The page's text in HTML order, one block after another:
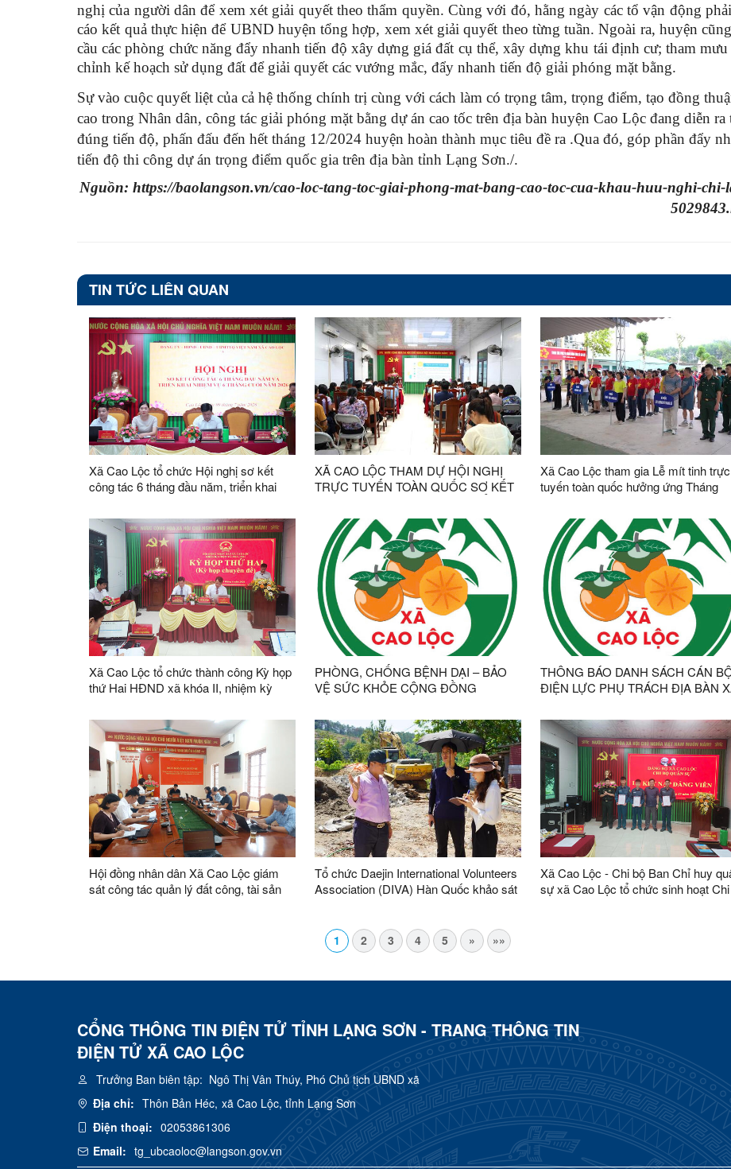
nghị của người dân để xem xét giải quyết theo thẩm quyền. Cùng với đó, hằng ngày các tổ vận động
cáo kết quả thực hiện để UBND huyện tổng hợp, xem xét giải quyết theo từng tuần. Ngoài ra, huyện
cầu các phòng chức năng đẩy nhanh tiến độ xây dựng giá đất cụ thể, xây dựng khu tái định cư; tham mưu
chỉnh kế hoạch sử dụng đất để giải quyết các vướng mắc, đẩy nhanh tiến độ giải phóng mặt bằng.
Sự vào cuộc quyết liệt của cả hệ thống chính trị cùng với cách làm có trọng tâm, trọng điểm, tạo đồng
cao trong Nhân dân, công tác giải phóng mặt bằng dự án cao tốc trên địa bàn huyện Cao Lộc đang diễn ra
đúng tiến độ, phấn đấu đến hết tháng 12/2024 huyện hoàn thành mục tiêu đề ra .Qua đó, góp phần đẩy
tiến độ thi công dự án trọng điểm quốc gia trên địa bàn tỉnh Lạng Sơn./.
Nguồn: https://baolangson.vn/cao-loc-tang-toc-giai-phong-mat-bang-cao-toc-cua-khau-huu-nghi-chi-
TIN TỨC LIÊN QUAN
Xã Cao Lộc tổ chức Hội nghị sơ kết
công tác 6 tháng đầu năm, triển khai
2026
XÃ CAO LỘC THAM DỰ HỘI NGHỊ
TRỰC TUYẾN TOÀN QUỐC SƠ KẾT
CHỨC TỔNG THỂ CỦA HỆ THỐNG
CHÍNH TRỊ, MÔ HÌNH CHÍNH
QUYỀN 3 CẤP
Xã Cao Lộc tham gia Lễ mít tinh trực
tuyến toàn quốc hưởng ứng Tháng
Xã Cao Lộc tổ chức thành công Kỳ họp
thứ Hai HĐND xã khóa II, nhiệm kỳ
PHÒNG, CHỐNG BỆNH DẠI – BẢO
VỆ SỨC KHỎE CỘNG ĐỒNG
THÔNG BÁO DANH SÁCH CÁN
ĐIỆN LỰC PHỤ TRÁCH ĐỊA BÀN
Hội đồng nhân dân Xã Cao Lộc giám
sát công tác quản lý đất công, tài sản
Tổ chức Daejin International Volunteers
Association (DIVA) Hàn Quốc khảo sát
Xã Cao Lộc - Chi bộ Ban Chỉ huy
sự xã Cao Lộc tổ chức sinh hoạt
1 2 3 4 5 » »»
CỔNG THÔNG TIN ĐIỆN TỬ TỈNH LẠNG SƠN - TRANG THÔNG TIN
ĐIỆN TỬ XÃ CAO LỘC
Trưởng Ban biên tập: Ngô Thị Vân Thúy, Phó Chủ tịch UBND xã
Địa chỉ: Thôn Bản Héc, xã Cao Lộc, tỉnh Lạng Sơn
Điện thoại: 02053861306
Email: tg_ubcaoloc@langson.gov.vn